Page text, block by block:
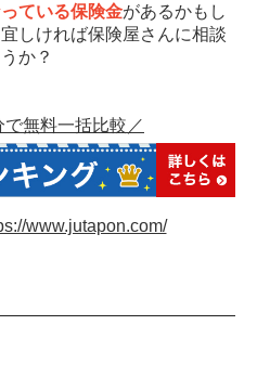
ている保険金があるかもし
しければ保険屋さんに相談
か？
無料一括比較／
www.jutapon.com/